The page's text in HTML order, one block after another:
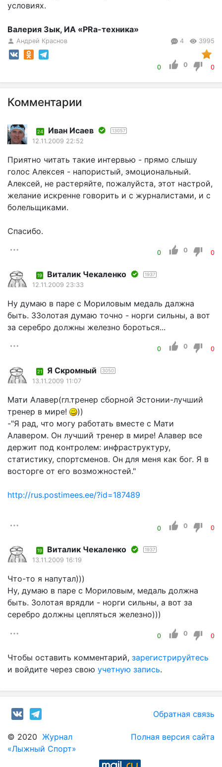
условиях.
Валерия Зык, ИА «PRа-техника»
Андрей Краснов 4 3995
0 0 0
Комментарии
24 Иван Исаев 13057
12.11.2009 22:52
Приятно читать такие интервью - прямо слышу
голос Алексея - напористый, эмоциональный.
Алексей, не растеряйте, пожалуйста, этот настрой,
желание искренне говорить и с журналистами, и с
болельщиками.
Спасибо.
0 0 0
19 Виталик Чекаленко 1937
12.11.2009 23:33
Ну думаю в паре с Мориловым медаль далжна
быть. ЗЗолотая думаю точно - норги сильны, а вот
за серебро должны железно бороться...
0 0 0
21 Я Скромный 3050
13.11.2009 11:07
Мати Алавер(гл.тренер сборной Эстонии-лучший
тренер в мире!
))
-"Я рад, что могу работать вместе с Мати
Алавером. Он лучший тренер в мире! Алавер все
держит под контролем: инфраструктуру,
статистику, спортсменов. Он для меня как бог. Я в
восторге от его возможностей."
http://rus.postimees.ee/?id=187489
0 0 0
19 Виталик Чекаленко 1937
13.11.2009 16:19
Что-то я напутал)))
Ну, думаю в паре с Мориловым, медаль должна
быть. Золотая врядли - норги сильны, а вот за
серебро должны цепляться железно)))
0 0 0
Чтобы оставить комментарий, зарегистрируйтесь
и войдите через свою учетную запись.
Обратная связь
© 2020 Журнал
«Лыжный Спорт»
Полная версия сайта